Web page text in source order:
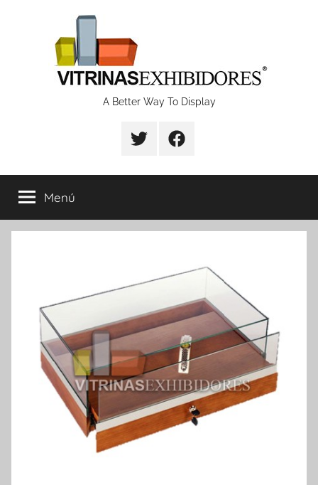
Proyectos
fabricación
de
exhibidores
A Better Way To Display
Menú